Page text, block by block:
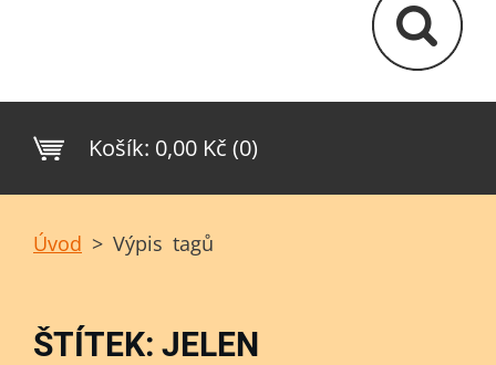
Košík: 0,00 Kč (0)
Úvod > Výpis tagů
ŠTÍTEK: JELEN